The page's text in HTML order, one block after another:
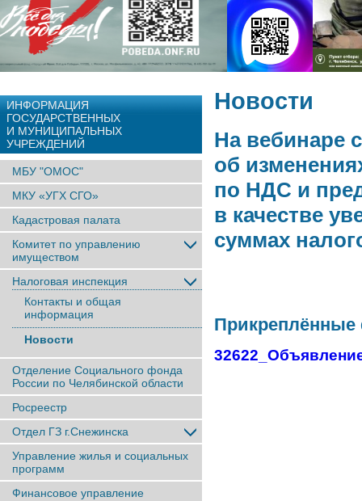
ИНФОРМАЦИЯ
ГОСУДАРСТВЕННЫХ
И МУНИЦИПАЛЬНЫХ
УЧРЕЖДЕНИЙ
МБУ "ОМОС"
МКУ «УГХ СГО»
Кадастровая палата
Комитет по управлению
имуществом
Налоговая инспекция
Контакты и общая
информация
Новости
Отделение Социального фонда
России по Челябинской области
Росреестр
Отдел ГЗ г.Снежинска
Управление жилья и социальных
программ
Финансовое управление
Новости
На вебинаре
об
по НДС и
в качестве
суммах